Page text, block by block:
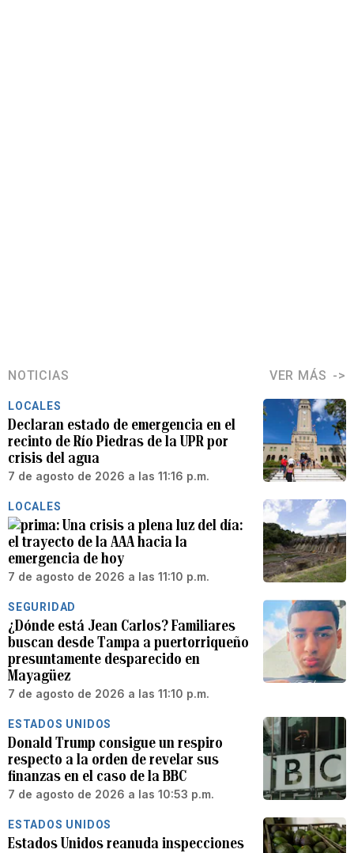
NOTICIAS VER MÁS
LOCALES
Declaran estado de emergencia en el
recinto de Río Piedras de la UPR por
crisis del agua
7 de agosto de 2026 a las 11:16 p.m.
LOCALES
Una crisis a plena luz del día:
el trayecto de la AAA hacia la
emergencia de hoy
7 de agosto de 2026 a las 11:10 p.m.
SEGURIDAD
¿Dónde está Jean Carlos? Familiares
buscan desde Tampa a puertorriqueño
presuntamente desparecido en
Mayagüez
7 de agosto de 2026 a las 11:10 p.m.
ESTADOS UNIDOS
Donald Trump consigue un respiro
respecto a la orden de revelar sus
finanzas en el caso de la BBC
7 de agosto de 2026 a las 10:53 p.m.
ESTADOS UNIDOS
Estados Unidos reanuda inspecciones